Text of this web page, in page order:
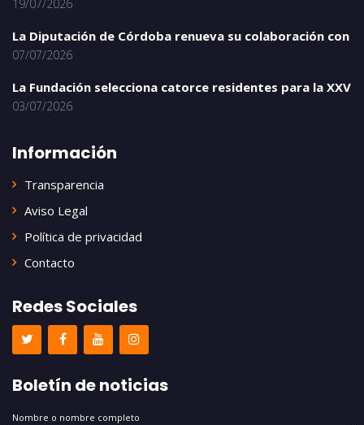
19/07/2026
La Diputación de Córdoba renueva su colaboración con
07/07/2026
La Fundación selecciona catorce residentes para la XXV
03/07/2026
Información
Transparencia
Aviso Legal
Política de privacidad
Contacto
Redes Sociales
Boletín de noticias
Nombre o nombre completo